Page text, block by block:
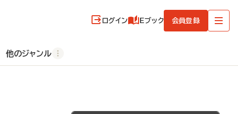
ログイン Eブック 会員登録
他のジャンル